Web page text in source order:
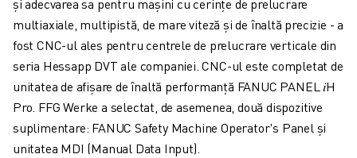
CARIERĂ
PROIECTAȚI VIITORUL CU FANUC
ALĂTURAȚI-VĂ ECHIPEI FANUC » CARIERĂ
CONTACT
CONTACT
LOCAȚII
IMPRINT
și adecvarea sa pentru mașini cu cerințe de prelucrare
multiaxiale, multipistă, de mare viteză și de înaltă precizie - a
fost CNC-ul ales pentru centrele de prelucrare verticale din
seria Hessapp DVT ale companiei. CNC-ul este completat de
unitatea de afișare de înaltă performanță FANUC PANEL 𝑖H
Pro. FFG Werke a selectat, de asemenea, două dispozitive
suplimentare: FANUC Safety Machine Operator's Panel și
unitatea MDI (Manual Data Input).